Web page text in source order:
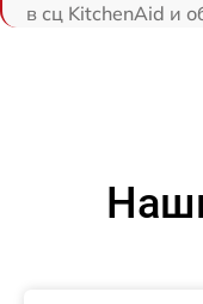
в сц KitchenAid и